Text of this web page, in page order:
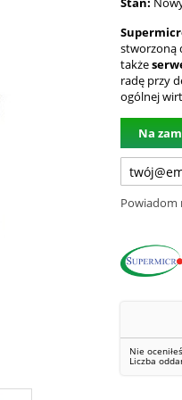
stworzoną
także
radę przy
ogólnej
Na
Powiadom
Nie
Liczba